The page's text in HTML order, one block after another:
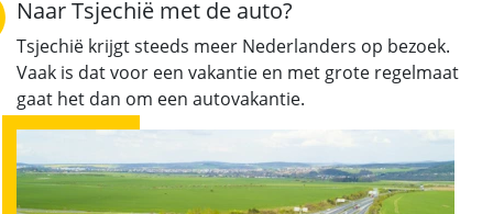
Naar Tsjechië met de auto?
Tsjechië krijgt steeds meer Nederlanders op bezoek.
Vaak is dat voor een vakantie en met grote regelmaat
gaat het dan om een autovakantie.